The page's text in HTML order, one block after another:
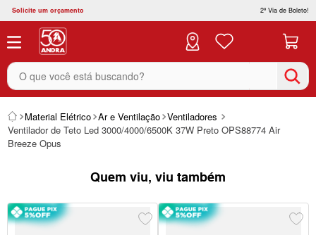
Solicite um orçamento 2ª Via de Boleto!
O que você está buscando?
Material Elétrico Ar e Ventilação Ventiladores
Ventilador de Teto Led 3000/4000/6500K 37W Preto OPS88774 Air
Breeze Opus
Quem viu, viu também